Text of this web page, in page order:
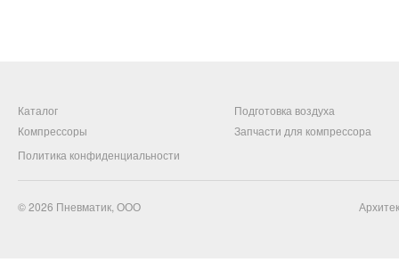
Каталог
Компрессоры
Подготовка воздуха
Запчасти для компрессора
Политика конфиденциальности
© 2026 Пневматик, ООО